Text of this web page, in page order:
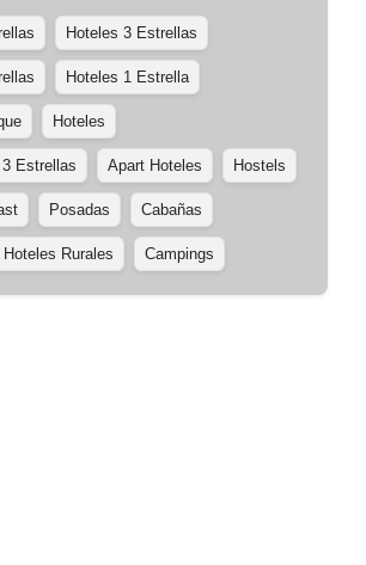
Hoteles 3 Estrellas
Hoteles 1 Estrella
Hoteles
Estrellas Apart Hoteles Hostels
Posadas Cabañas
Hoteles Rurales Campings